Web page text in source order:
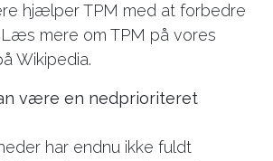
hjælper TPM med at forbedre
mere om TPM på vores
Wikipedia.
være en nedprioriteret
har endnu ikke fuldt